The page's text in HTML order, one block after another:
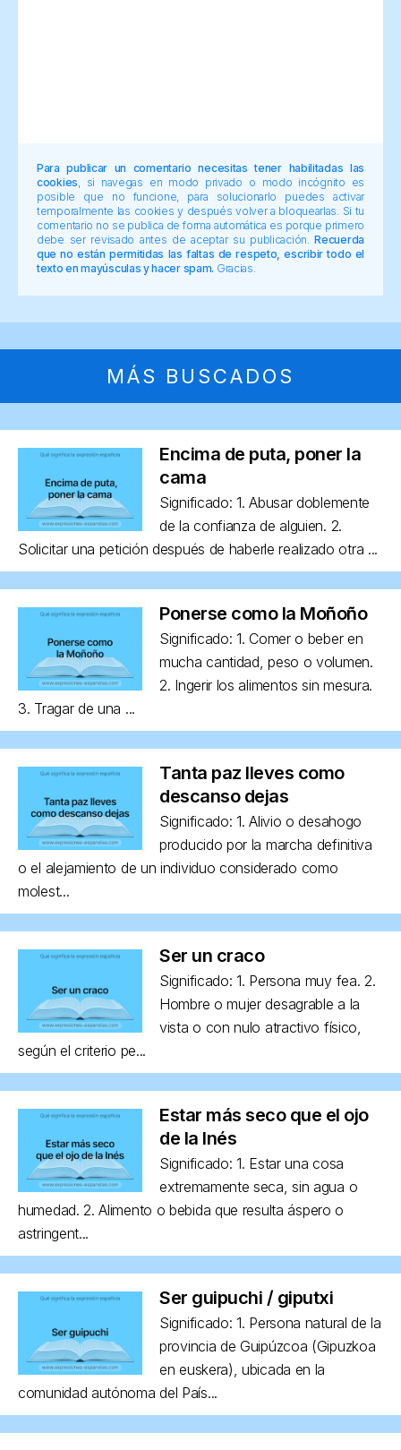
Para publicar un comentario necesitas tener habilitadas las
cookies , si navegas en modo privado o modo incógnito es
posible que no funcione, para solucionarlo puedes activar
temporalmente las cookies y después volver a bloquearlas. Si tu
comentario no se publica de forma automática es porque primero
debe ser revisado antes de aceptar su publicación.Recuerda
que no están permitidas las faltas de respeto, escribir todo el
texto en mayúsculas y hacer spam. Gracias.
MÁS BUSCADOS
Encima de puta, poner la
cama
Significado: 1. Abusar doblemente
de la confianza de alguien. 2.
Solicitar una petición después de haberle realizado otra ...
Ponerse como la Moñoño
Significado: 1. Comer o beber en
mucha cantidad, peso o volumen.
2. Ingerir los alimentos sin mesura.
3. Tragar de una ...
Tanta paz lleves como
descanso dejas
Significado: 1. Alivio o desahogo
producido por la marcha definitiva
o el alejamiento de un individuo considerado como
molest...
Ser un craco
Significado: 1. Persona muy fea. 2.
Hombre o mujer desagrable a la
vista o con nulo atractivo físico,
según el criterio pe...
Estar más seco que el ojo
de la Inés
Significado: 1. Estar una cosa
extremamente seca, sin agua o
humedad. 2. Alimento o bebida que resulta áspero o
astringent...
Ser guipuchi / giputxi
Significado: 1. Persona natural de la
provincia de Guipúzcoa (Gipuzkoa
en euskera), ubicada en la
comunidad autónoma del País...